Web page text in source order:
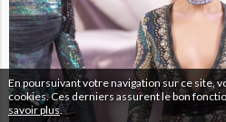
En poursuivant votre navigation sur ce site,
cookies. Ces derniers assurent le bon
savoir plus.